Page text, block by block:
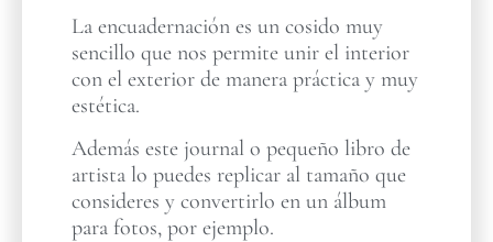
La encuadernación es un cosido muy
sencillo que nos permite unir el interior
con el exterior de manera práctica y muy
estética.
Además este journal o pequeño libro de
artista lo puedes replicar al tamaño que
consideres y convertirlo en un álbum
para fotos, por ejemplo.